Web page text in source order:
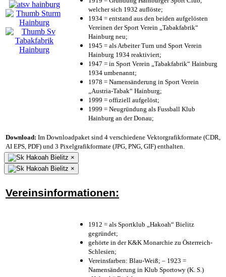
welcher sich 1932 auflöste;
1934 = entstand aus den beiden aufgelösten
Vereinen der Sport Verein „Tabakfabrik“
Hainburg neu;
1945 = als Arbeiter Turn und Sport Verein
Hainburg 1934 reaktiviert;
1947 = in Sport Verein „Tabakfabrik“ Hainburg
1934 umbenannt;
1978 = Namensänderung in Sport Verein
„Austria-Tabak“ Hainburg;
1999 = offiziell aufgelöst;
1999 = Neugründung als Fussball Klub
Hainburg an der Donau;
Download: Im Downloadpaket sind 4 verschiedene Vektorgrafikformate (CDR,
AI EPS, PDF) und 3 Pixelgrafikformate (JPG, PNG, GIF) enthalten.
×
×
Vereinsinformationen:
1912 = als Sportklub „Hakoah“ Bielitz
gegründet;
gehörte in der K&K Monarchie zu Österreich-
Schlesien;
Vereinsfarben: Blau-Weiß; – 1923 =
Namensänderung in Klub Sportowy (K. S.)